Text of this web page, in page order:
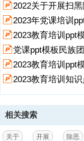
势力和软暴力 违法犯罪
案财产等方面还亟待进一
黑办主任陈一新表示。
计，到今年3月底，全国
2、法审判涉黑涉恶案件
些新情况、新问题出现
犯罪提出了更高要求。”
任姜伟介绍，该意见强调
判断恶势力的主要标准，
百姓”特征，单纯为牟取
纠纷而引发以及其他确属
件处理。,01.,明确法律政
势力犯罪集团与黑社会性
2022关于开展扫黑除恶专项斗争
2023年党课培训ppt教育培训应知应会知
2023教育培训ppt模板【含完整内
党课ppt模板民族团结进步宣传月应知
2023教育培训ppt模板「
2023教育培训知识点党课ppt模板
相关搜索
关于 开展 除恶